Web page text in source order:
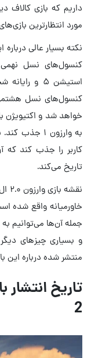
مورد انتظارترین بازی‌های سال ۲۰۲۲
کنسول‌های نسل
استیشن ۵ و
خواهد شد و اکتیویژن
کاربر را جذب کند که
تاریخ می‌کند.
خاورمیانه واقع شده
جمله آن‌ها می‌توانیم
و بسیاری چیزهای
منتشر شده درباره این
2